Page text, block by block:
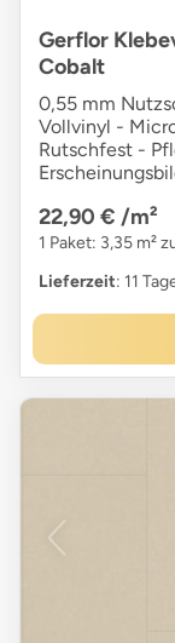
Gerflor
Cobalt
0,55 mm
Vollvinyl -
Rutschfest -
22,90 € /m²
1 Paket: 3,35 m²
Lieferzeit: 11